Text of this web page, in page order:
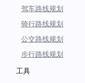
驾车路线规划
骑行路线规划
公交路线规划
步行路线规划
工具